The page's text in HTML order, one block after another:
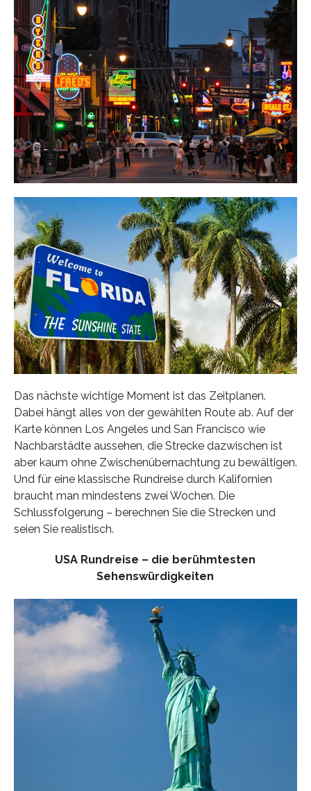
Das nächste wichtige Moment ist das Zeitplanen.
Dabei hängt alles von der gewählten Route ab. Auf der
Karte können Los Angeles und San Francisco wie
Nachbarstädte aussehen, die Strecke dazwischen ist
aber kaum ohne Zwischenübernachtung zu bewältigen.
Und für eine klassische Rundreise durch Kalifornien
braucht man mindestens zwei Wochen. Die
Schlussfolgerung – berechnen Sie die Strecken und
seien Sie realistisch.
USA Rundreise – die berühmtesten
Sehenswürdigkeiten